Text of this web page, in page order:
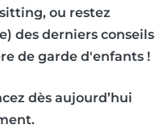
ou restez
des derniers conseils
de garde d'enfants !
dès aujourd’hui